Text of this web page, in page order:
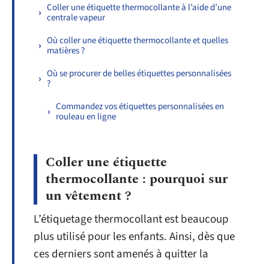
Coller une étiquette thermocollante à l’aide d’une
centrale vapeur
Où coller une étiquette thermocollante et quelles
matières ?
Où se procurer de belles étiquettes personnalisées
?
Commandez vos étiquettes personnalisées en
rouleau en ligne
Coller une étiquette
thermocollante : pourquoi sur
un vêtement ?
L’étiquetage thermocollant est beaucoup
plus utilisé pour les enfants. Ainsi, dès que
ces derniers sont amenés à quitter la